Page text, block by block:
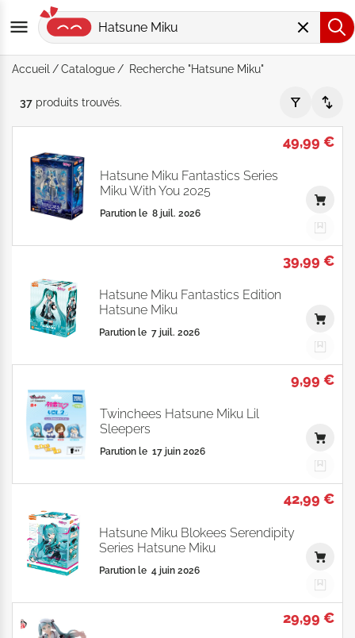
Accueil Catalogue Recherche "Hatsune Miku"
Recherche "Hatsune Miku" - Par Date de parution -
37 produits trouvés.
49,99 €
Hatsune Miku Fantastics Series
Miku With You 2025
Parution le 8 juil. 2026
39,99 €
Hatsune Miku Fantastics Edition
Hatsune Miku
Parution le 7 juil. 2026
9,99 €
Twinchees Hatsune Miku Lil
Sleepers
Parution le 17 juin 2026
42,99 €
Hatsune Miku Blokees Serendipity
Series Hatsune Miku
Parution le 4 juin 2026
29,99 €